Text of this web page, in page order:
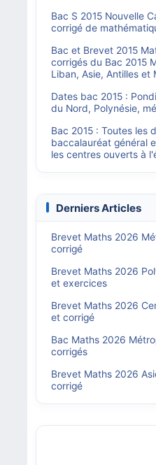
Bac S 2015 Nouvelle
corrigé de
Bac et Brevet 2015
corrigés du Bac 2015
Liban, Asie, Antilles et
Dates bac 2015 :
du Nord, Polynésie,
Bac 2015 : Toutes les
baccalauréat général
les centres ouverts à
Derniers Articles
Brevet Maths 2026
corrigé
Brevet Maths 2026
et exercices
Brevet Maths 2026
et corrigé
Bac Maths 2026
corrigés
Brevet Maths 2026
corrigé